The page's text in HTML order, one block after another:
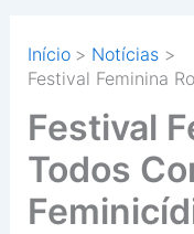
Início
Notícias
Festival Feminina
Festival
Todos